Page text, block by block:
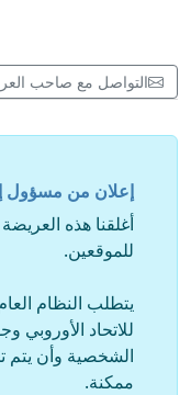
التواصل مع صاحب
إعلان من مسؤول
أغلقنا هذه
للموقعين.
للاتحاد
الشخصية وأن يتم
ممكنة.